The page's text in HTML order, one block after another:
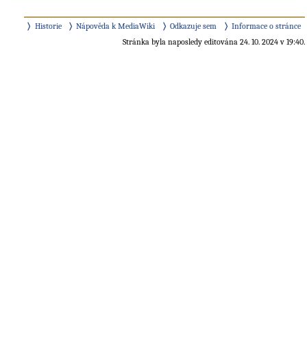
Historie Nápověda k MediaWiki Odkazuje sem
Informace o stránce
Stránka byla naposledy editována 24. 10. 2024 v 19:40.